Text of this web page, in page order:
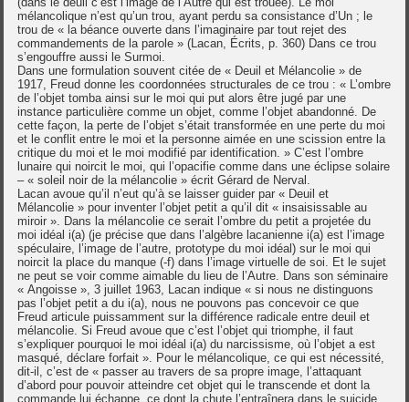
mélancolique n’est qu’un trou, ayant perdu sa consistance d’Un ; le
trou de « la béance ouverte dans l’imaginaire par tout rejet des
commandements de la parole » (Lacan, Écrits, p. 360) Dans ce trou
s’engouffre aussi le Surmoi.
Dans une formulation souvent citée de « Deuil et Mélancolie » de
1917, Freud donne les coordonnées structurales de ce trou : « L’ombre
de l’objet tomba ainsi sur le moi qui put alors être jugé par une
instance particulière comme un objet, comme l’objet abandonné. De
cette façon, la perte de l’objet s’était transformée en une perte du moi
et le conflit entre le moi et la personne aimée en une scission entre la
critique du moi et le moi modifié par identification. » C’est l’ombre
lunaire qui noircit le moi, qui l’opacifie comme dans une éclipse solaire
– « soleil noir de la mélancolie » écrit Gérard de Nerval.
Lacan avoue qu’il n’eut qu’à se laisser guider par « Deuil et
Mélancolie » pour inventer l’objet petit a qu’il dit « insaisissable au
miroir ». Dans la mélancolie ce serait l’ombre du petit a projetée du
moi idéal i(a) (je précise que dans l’algèbre lacanienne i(a) est l’image
spéculaire, l’image de l’autre, prototype du moi idéal) sur le moi qui
noircit la place du manque (-f) dans l’image virtuelle de soi. Et le sujet
ne peut se voir comme aimable du lieu de l’Autre. Dans son séminaire
« Angoisse », 3 juillet 1963, Lacan indique « si nous ne distinguons
pas l’objet petit a du i(a), nous ne pouvons pas concevoir ce que
Freud articule puissamment sur la différence radicale entre deuil et
mélancolie. Si Freud avoue que c’est l’objet qui triomphe, il faut
s’expliquer pourquoi le moi idéal i(a) du narcissisme, où l’objet a est
masqué, déclare forfait ». Pour le mélancolique, ce qui est nécessité,
dit-il, c’est de « passer au travers de sa propre image, l’attaquant
d’abord pour pouvoir atteindre cet objet qui le transcende et dont la
commande lui échappe, ce dont la chute l’entraînera dans le suicide,